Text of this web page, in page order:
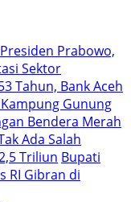
Prabowo,
Sektor
Tahun, Bank Aceh
Gunung
Bendera Merah
Ada Salah
Triliun Bupati
RI Gibran di